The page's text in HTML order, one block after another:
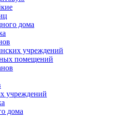
дома
учреждений
помещений
учреждений
дома